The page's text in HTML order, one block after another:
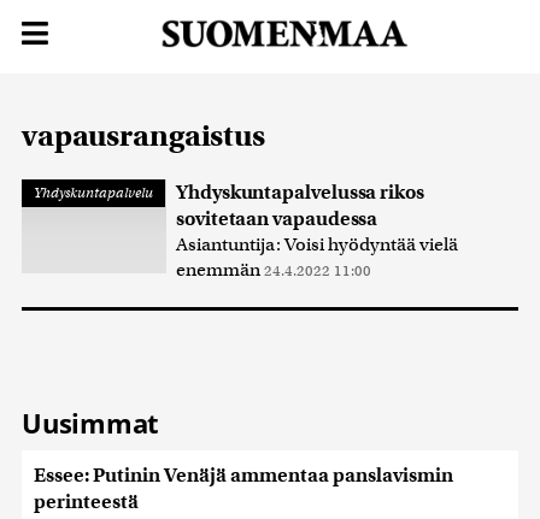
vapausrangaistus
Yhdyskuntapalvelu
Yhdyskuntapalvelussa rikos
sovitetaan vapaudessa
Asiantuntija: Voisi hyödyntää vielä
enemmän 24.4.2022 11:00
Uusimmat
Essee: Putinin Venäjä ammentaa panslavismin
perinteestä